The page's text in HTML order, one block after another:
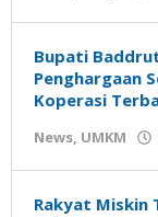
Bupati
Penghargaan
Koperasi
News, UMKM
Rakyat Miskin